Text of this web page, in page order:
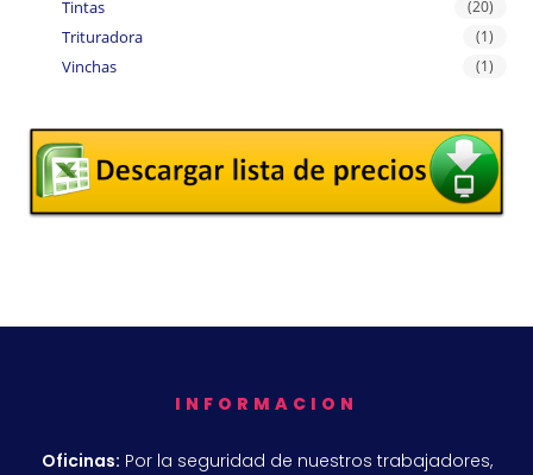
Tintas (20)
Trituradora (1)
Vinchas (1)
INFORMACION
Oficinas: Por la seguridad de nuestros trabajadores,